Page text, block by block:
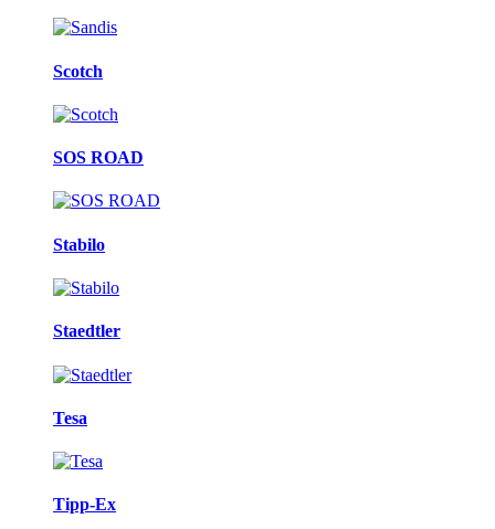
Scotch
SOS ROAD
Stabilo
Staedtler
Tesa
Tipp-Ex